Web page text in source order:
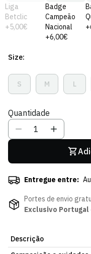
Liga
Betclic
+5,00€
Badge
Campeão
Nacional
+6,00€
Size:
SVariante
Esgotada
Indisponível
MVariante
Esgotada
Indisponível
L
Quantidade
Entregue entre:
Portes de envio
Exclusivo
Descrição